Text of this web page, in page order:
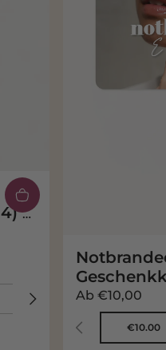
–
Set aus 4
aus
Ab €10,00
€10.00